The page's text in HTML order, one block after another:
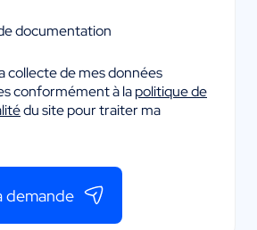
documentation
collecte de mes données
conformément à lapolitique de
du site pour traiter ma
demande